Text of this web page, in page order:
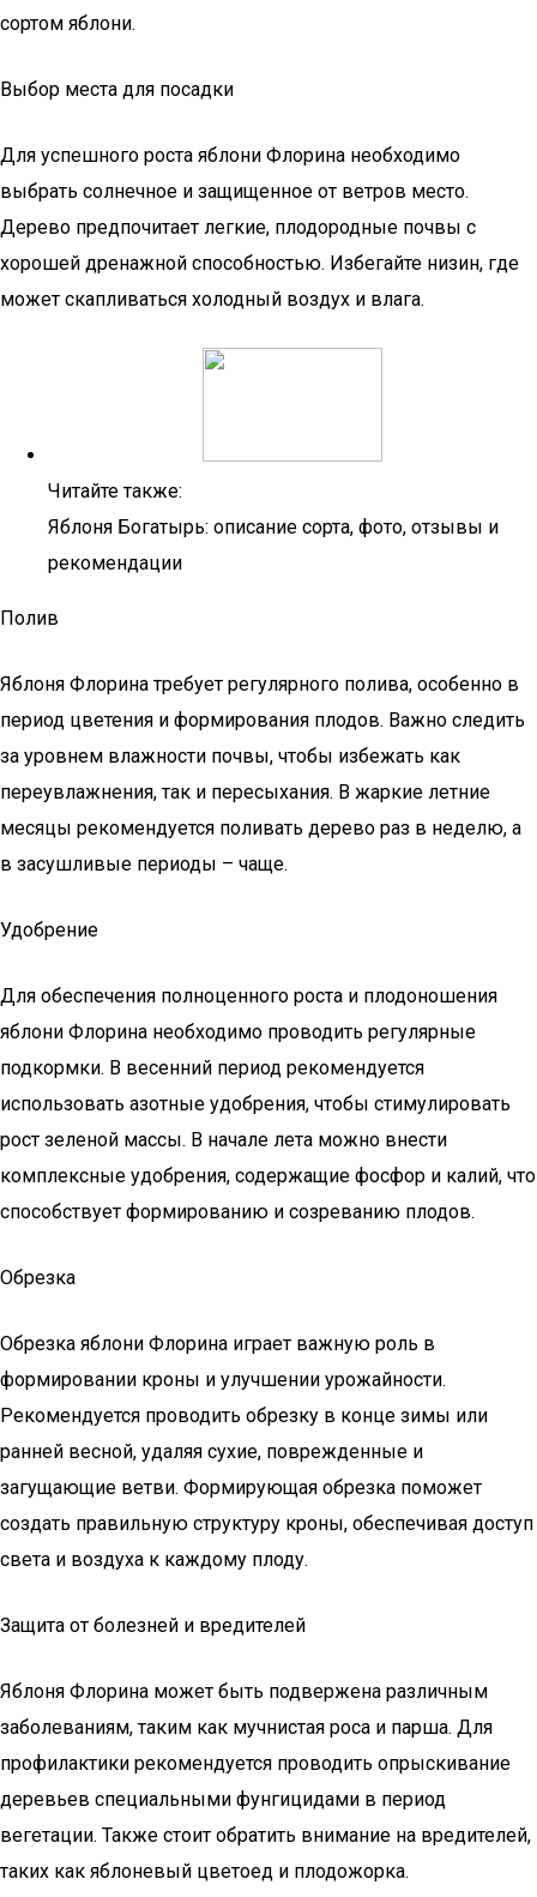
сортом яблони.
Выбор места для посадки
Для успешного роста яблони Флорина необходимо
выбрать солнечное и защищенное от ветров место.
Дерево предпочитает легкие, плодородные почвы с
хорошей дренажной способностью. Избегайте низин, где
может скапливаться холодный воздух и влага.
Читайте также:
Яблоня Богатырь: описание сорта, фото, отзывы и
рекомендации
Полив
Яблоня Флорина требует регулярного полива, особенно в
период цветения и формирования плодов. Важно следить
за уровнем влажности почвы, чтобы избежать как
переувлажнения, так и пересыхания. В жаркие летние
месяцы рекомендуется поливать дерево раз в неделю, а
в засушливые периоды – чаще.
Удобрение
Для обеспечения полноценного роста и плодоношения
яблони Флорина необходимо проводить регулярные
подкормки. В весенний период рекомендуется
использовать азотные удобрения, чтобы стимулировать
рост зеленой массы. В начале лета можно внести
комплексные удобрения, содержащие фосфор и калий, что
способствует формированию и созреванию плодов.
Обрезка
Обрезка яблони Флорина играет важную роль в
формировании кроны и улучшении урожайности.
Рекомендуется проводить обрезку в конце зимы или
ранней весной, удаляя сухие, поврежденные и
загущающие ветви. Формирующая обрезка поможет
создать правильную структуру кроны, обеспечивая доступ
света и воздуха к каждому плоду.
Защита от болезней и вредителей
Яблоня Флорина может быть подвержена различным
заболеваниям, таким как мучнистая роса и парша. Для
профилактики рекомендуется проводить опрыскивание
деревьев специальными фунгицидами в период
вегетации. Также стоит обратить внимание на вредителей,
таких как яблоневый цветоед и плодожорка.